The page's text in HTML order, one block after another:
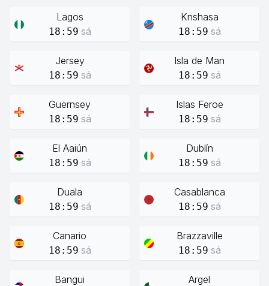
Lagos
18:59 sá
Knshasa
18:59 sá
Jersey
18:59 sá
Isla de Man
18:59 sá
Guernsey
18:59 sá
Islas Feroe
18:59 sá
El Aaiún
18:59 sá
Dublín
18:59 sá
Duala
18:59 sá
Casablanca
18:59 sá
Canario
18:59 sá
Brazzaville
18:59 sá
Bangui Argel